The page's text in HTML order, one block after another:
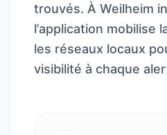
trouvés. À Weilheim
l’application mobilise
les réseaux locaux
visibilité à chaque